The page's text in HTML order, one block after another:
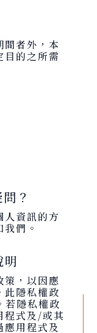
間者外，本
目的之所需
？
資訊的方
們。
策，以因應
此隱私權政
若隱私權政
程式及/或其
用程式及